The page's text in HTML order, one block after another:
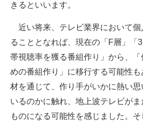
きるといいます。
近い将来、テレビ業界において個
ることとなれば、現在の「F層」「
帯視聴率を獲る番組作り」から、
めの番組作り」に移行する可能性
材を通じて、作り手がいかに熱い
いるのかに触れ、地上波テレビが
ものになる可能性を感じました。